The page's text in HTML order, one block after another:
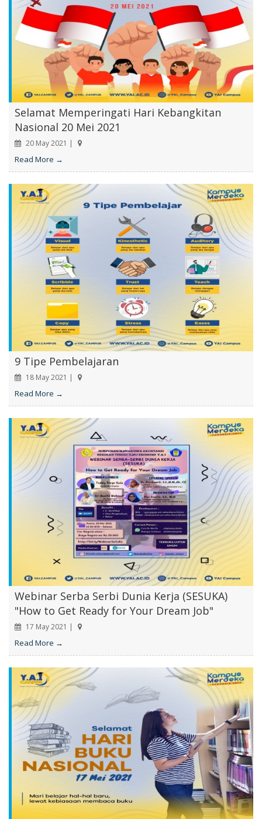
Selamat Memperingati Hari Kebangkitan
Nasional 20 Mei 2021
20 May 2021 |
Read More →
9 Tipe Pembelajaran
18 May 2021 |
Read More →
Webinar Serba Serbi Dunia Kerja (SESUKA)
"How to Get Ready for Your Dream Job"
17 May 2021 |
Read More →